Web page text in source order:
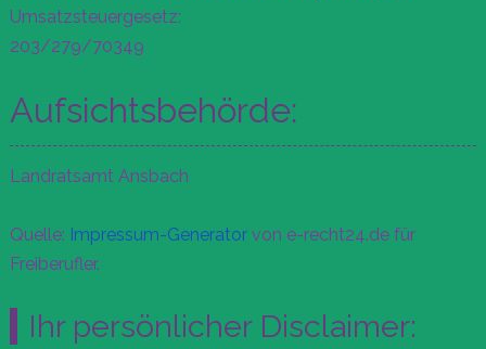
Umsatzsteuergesetz:
203/279/70349
Aufsichtsbehörde:
Landratsamt Ansbach
Quelle: Impressum-Generatorvon e-recht24.de für
Freiberufler.
Ihr persönlicher Disclaimer: